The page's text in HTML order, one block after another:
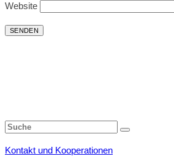
Website
Kontakt und Kooperationen